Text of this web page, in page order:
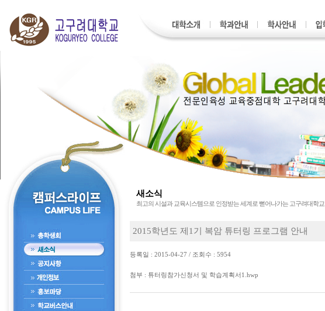
새소식
최고의 시설과 교육시스템으로 인정받는 세계로 뻗어나가는 고구려대학교
2015학년도 제1기 복암 튜터링 프로그램 안내
등록일 : 2015-04-27 / 조회수 : 5954
첨부 : 튜터링참가신청서 및 학습계획서1.hwp